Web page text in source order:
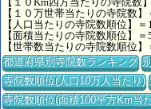
【１０万世帯当たりの寺院数
【人口当たりの寺院数順位】＝
【面積当たりの寺院数順位】＝
【世帯数当たりの寺院数順位】
都道府県別寺院数ランキング
寺院数順位(人口10万人当たり)
寺院数順位(面積100平方Km当